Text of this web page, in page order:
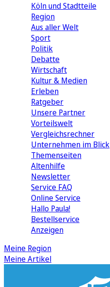
Köln und Stadtteile
Region
Aus aller Welt
Sport
Politik
Debatte
Wirtschaft
Kultur & Medien
Erleben
Ratgeber
Unsere Partner
Vorteilswelt
Vergleichsrechner
Unternehmen im Blick
Themenseiten
Altenhilfe
Newsletter
Service FAQ
Online Service
Hallo Paula!
Bestellservice
Anzeigen
Meine Region
Meine Artikel